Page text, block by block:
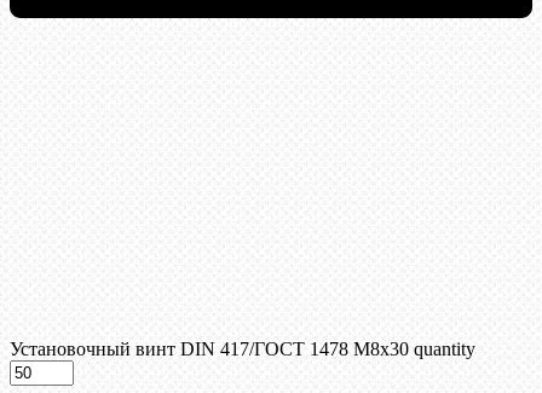
Установочный винт DIN 417/ГОСТ 1478 М8х30 quantity